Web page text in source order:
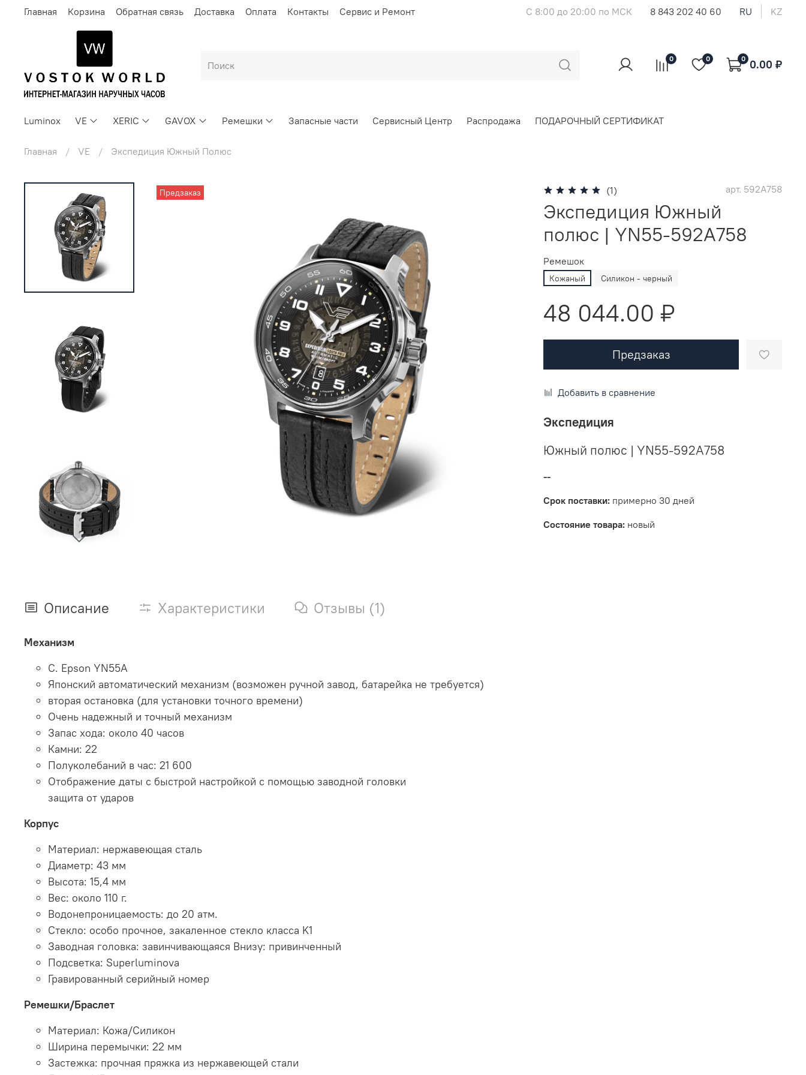
Главная Корзина Обратная связь Доставка Оплата Контакты Сервис и Ремонт С 8:00 до 20:00 по МСК 8 843 202 40 60 RU KZ
0 0 0 0.00 ₽
Luminox VE XERIC GAVOX Ремешки Запасные части Сервисный Центр Распродажа ПОДАРОЧНЫЙ СЕРТИФИКАТ
Главная VE Экспедиция Южный Полюс
Предзаказ (1) арт. 592A758
Экспедиция Южный
полюс | YN55-592A758
Ремешок
Кожаный Силикон - черный
48 044.00 ₽
Предзаказ
Добавить в сравнение
Экспедиция
Южный полюс | YN55-592A758
--
Срок поставки: примерно 30 дней
Состояние товара: новый
Описание Характеристики Отзывы (1)
Механизм
С. Epson YN55A
Японский автоматический механизм (возможен ручной завод, батарейка не требуется)
вторая остановка (для установки точного времени)
Очень надежный и точный механизм
Запас хода: около 40 часов
Камни: 22
Полуколебаний в час: 21 600
Отображение даты с быстрой настройкой с помощью заводной головки
защита от ударов
Корпус
Материал: нержавеющая сталь
Диаметр: 43 мм
Высота: 15,4 мм
Вес: около 110 г.
Водонепроницаемость: до 20 атм.
Стекло: особо прочное, закаленное стекло класса K1
Заводная головка: завинчивающаяся Внизу: привинченный
Подсветка: Superluminova
Гравированный серийный номер
Ремешки/Браслет
Материал: Кожа/Силикон
Ширина перемычки: 22 мм
Застежка: прочная пряжка из нержавеющей стали